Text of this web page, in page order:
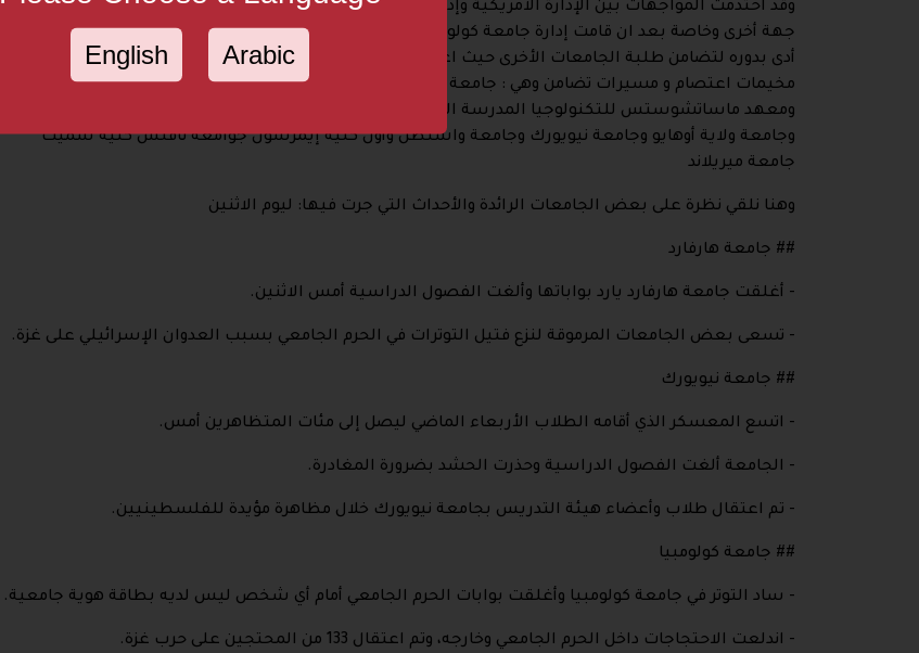
Arabic
English
وقد احتدمت المواجهات بين الإدارة الامريكية وإدارة بعض الجامعات من جهة والطلبة ومناصري فلسطين من
جهة أخرى وخاصة بعد ان قامت إدارة جامعة كولومبيا باستدعاء الشرطة التي اعتقلت اكثر من 120 طالبا والذي
أدى بدوره لتضامن طلبة الجامعات الأخرى حيث اعلن الطلبة في الجامعات التالية عن احتجاجات تضامنية مع
مخيمات اعتصام و مسيرات تضامن وهي : جامعة كولومبيا وجامعة ييل جامعة وميشيغان وجامعة روتجرز
ومعهد ماساتشوستس للتكنولوجيا المدرسة الجديدة وجامعة نورث كارولينا وجامعة بوسطن وجامعة هارفارد
وجامعة ولاية أوهايو وجامعة نيويورك وجامعة واشنطن وأون كلية إيمرسون جوامعة تافتس كلية سميث
جامعة ميريلاند
وهنا نلقي نظرة على بعض الجامعات الرائدة والأحداث التي جرت فيها: ليوم الاثنين
## جامعة هارفارد
- أغلقت جامعة هارفارد يارد بواباتها وألغت الفصول الدراسية أمس الاثنين.
- تسعى بعض الجامعات المرموقة لنزع فتيل التوترات في الحرم الجامعي بسبب العدوان الإسرائيلي على غزة.
## جامعة نيويورك
- اتسع المعسكر الذي أقامه الطلاب الأربعاء الماضي ليصل إلى مئات المتظاهرين أمس.
- الجامعة ألغت الفصول الدراسية وحذرت الحشد بضرورة المغادرة.
- تم اعتقال طلاب وأعضاء هيئة التدريس بجامعة نيويورك خلال مظاهرة مؤيدة للفلسطينيين.
## جامعة كولومبيا
- ساد التوتر في جامعة كولومبيا وأغلقت بوابات الحرم الجامعي أمام أي شخص ليس لديه بطاقة هوية جامعية.
- اندلعت الاحتجاجات داخل الحرم الجامعي وخارجه، وتم اعتقال 133 من المحتجين على حرب غزة.